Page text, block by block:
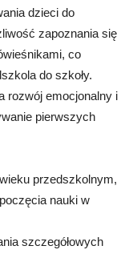
dzieci do
zapoznania się
co
do szkoły.
rozwój emocjonalny i
pierwszych
przedszkolnym,
nauki w
szczegółowych